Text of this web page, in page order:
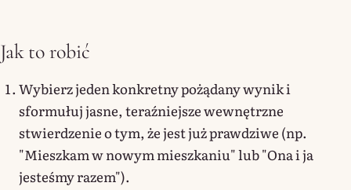
Jak to robić
Wybierz jeden konkretny pożądany wynik i
sformułuj jasne, teraźniejsze wewnętrzne
stwierdzenie o tym, że jest już prawdziwe (np.
"Mieszkam w nowym mieszkaniu" lub "Ona i ja
jesteśmy razem").